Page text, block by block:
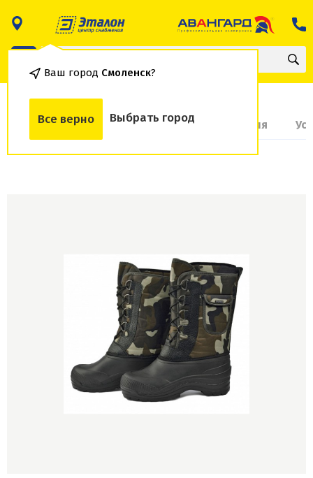
Ваш город Смоленск?
Все верно Выбрать город
О товаре Доставка и оплата Гарантия